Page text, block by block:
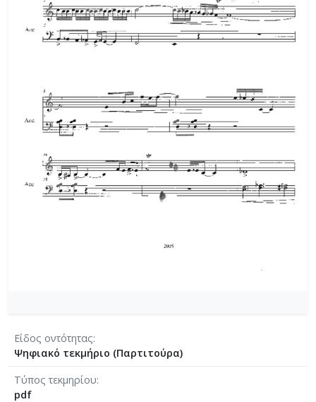
Είδος οντότητας
Ψηφιακό τεκμήριο (Παρτιτούρα)
Τύπος τεκμηρίου
pdf